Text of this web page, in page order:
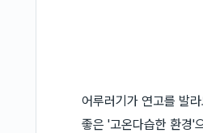
어루러기가 연고를 발
좋은 '고온다습한 환경'